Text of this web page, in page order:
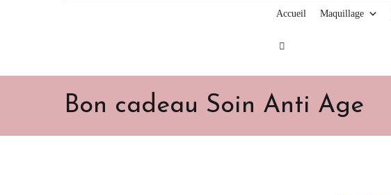
Accueil Maquillage
Bon cadeau Soin Anti Age